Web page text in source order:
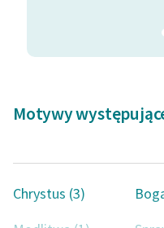
Informacja o treściach
Motywy
Chrystus (3)